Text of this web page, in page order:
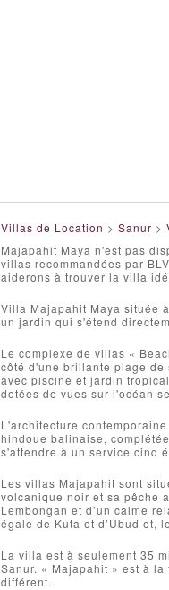
Villas de Location > Sanur >
Majapahit Maya n'est pas
villas recommandées par
aiderons à trouver la villa
Villa Majapahit Maya située
un jardin qui s'étend
Le complexe de villas «
côté d'une brillante plage de
avec piscine et jardin
dotées de vues sur l'océan
L'architecture
hindoue balinaise,
s'attendre à un service cinq
Les villas Majapahit sont
volcanique noir et sa pêche
Lembongan et d’un calme
égale de Kuta et d’Ubud et,
La villa est à seulement 35
Sanur. « Majapahit » est à
différent.